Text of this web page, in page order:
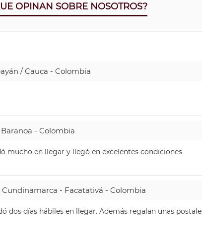
OPINAN SOBRE NOSOTROS?
/ Cauca - Colombia
- Colombia
mucho en llegar y llegó en excelentes condiciones
Cundinamarca - Facatativá - Colombia
días hábiles en llegar. Además regalan unas